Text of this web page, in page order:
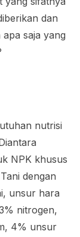
dan
saja yang
nutrisi
NPK khusus
dengan
unsur hara
nitrogen,
4% unsur